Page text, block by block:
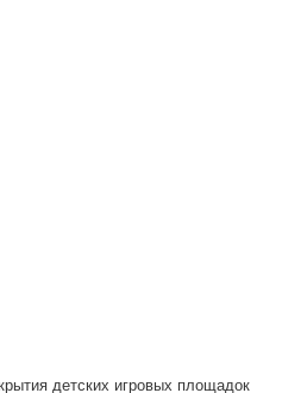
детских игровых площадок